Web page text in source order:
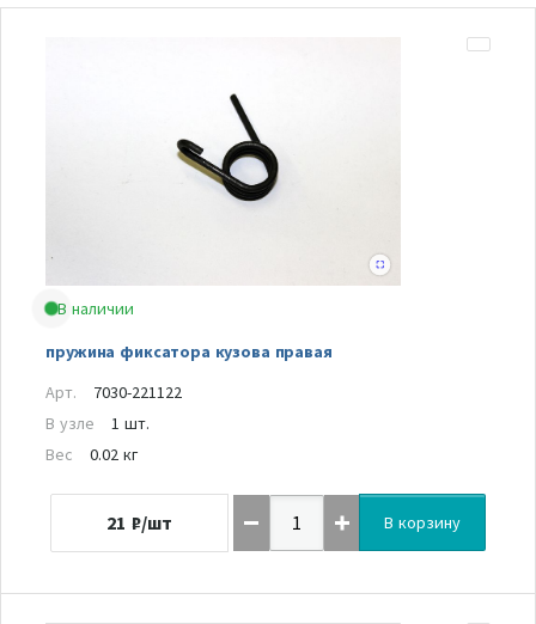
В наличии
пружина фиксатора кузова правая
Арт.
7030-221122
В узле
1 шт.
Вес
0.02 кг
21 ₽/шт В корзину